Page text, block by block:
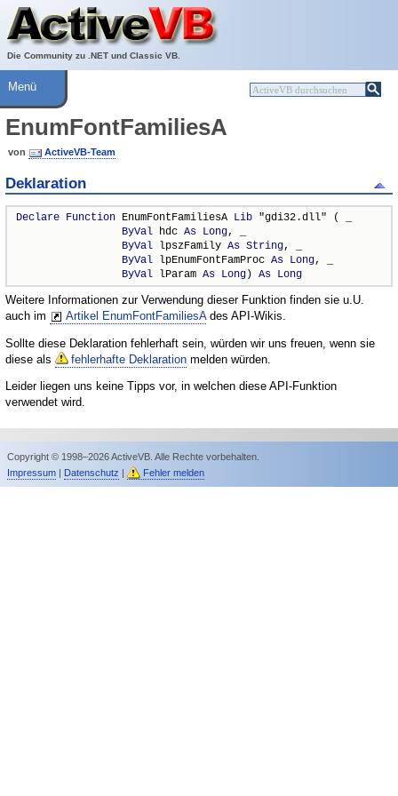
Die Community zu .NET und Classic VB.
Über ActiveVB
Hilfe
Menü
EnumFontFamiliesA
von ActiveVB-Team
Deklaration
Declare Function EnumFontFamiliesA Lib "gdi32.dll" ( _
ByVal hdc As Long, _
ByVal lpszFamily As String, _
ByVal lpEnumFontFamProc As Long, _
ByVal lParam As Long) As Long
Weitere Informationen zur Verwendung dieser Funktion finden sie u.U.
auch im
Artikel EnumFontFamiliesAdes API-Wikis.
Sollte diese Deklaration fehlerhaft sein, würden wir uns freuen, wenn sie
diese als
fehlerhafte Deklaration melden würden.
Leider liegen uns keine Tipps vor, in welchen diese API-Funktion
verwendet wird.
Copyright © 1998–2026 ActiveVB. Alle Rechte vorbehalten.
Impressum| Datenschutz | Fehler melden